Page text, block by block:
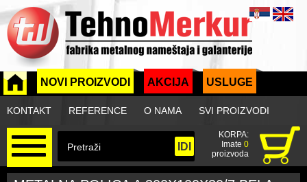
NOVI PROIZVODI AKCIJA USLUGE
KONTAKT REFERENCE O NAMA SVI PROIZVODI
KORPA:
Imate 0
proizvoda